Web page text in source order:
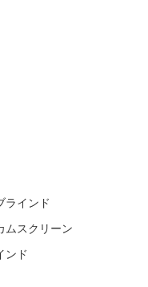
ラインド
ムスクリーン
ンド